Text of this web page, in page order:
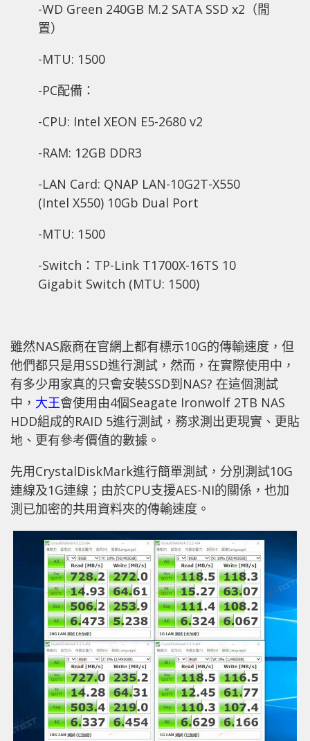
-WD Green 240GB M.2 SATA SSD x2（閒
置）
-MTU: 1500
-PC配備：
-CPU: Intel XEON E5-2680 v2
-RAM: 12GB DDR3
-LAN Card: QNAP LAN-10G2T-X550
(Intel X550) 10Gb Dual Port
-MTU: 1500
-Switch：TP-Link T1700X-16TS 10
Gigabit Switch (MTU: 1500)
雖然NAS廠商在官網上都有標示10G的傳輸速度，但
他們都只是用SSD進行測試，然而，在實際使用中，
有多少用家真的只會安裝SSD到NAS? 在這個測試
中， 大王會使用由4個Seagate Ironwolf 2TB NAS
HDD組成的RAID 5進行測試，務求測出更現實、更貼
地、更有參考價值的數據。
先用CrystalDiskMark進行簡單測試，分別測試10G
連線及1G連線；由於CPU支援AES-NI的關係，也加
測已加密的共用資料夾的傳輸速度。